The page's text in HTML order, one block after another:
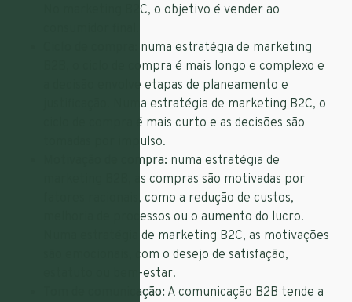
No marketing B2C, o objetivo é vender ao
numa estratégia de marketing
B2B, o ciclo de compra é mais longo e complexo e
a decisão envolve etapas de planeamento e
justificação. Numa estratégia de marketing B2C, o
ciclo de compra é mais curto e as decisões são
tomadas por impulso.
Motivação de compra: numa estratégia de
marketing B2B, as compras são motivadas por
fatores racionais, como a redução de custos,
melhoria de processos ou o aumento do lucro.
Numa estratégia de marketing B2C, as motivações
são emocionais, com o desejo de satisfação,
estatuto ou bem-estar.
Tom de comunicação: A comunicação B2B tende a